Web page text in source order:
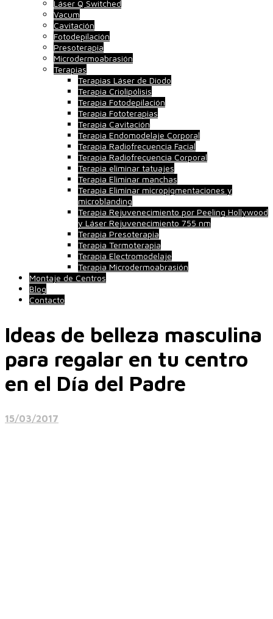
Láser Q Switched
Vacum
Cavitación
Fotodepilación
Presoterapia
Microdermoabrasión
Terapias
Terapias Láser de Diodo
Terapia Criolipólisis
Terapia Fotodepilación
Terapia Fototerapias
Terapia Cavitación
Terapia Endomodelaje Corporal
Terapia Radiofrecuencia Facial
Terapia Radiofrecuencia Corporal
Terapia eliminar tatuajes
Terapia Eliminar manchas
Terapia Eliminar micropigmentaciones y
microblanding
Terapia Rejuvenecimiento por Peeling Hollywood
y Láser Rejuvenecimiento 755 nm
Terapia Presoterapia
Terapia Termoterapia
Terapia Electromodelaje
Terapia Microdermoabrasión
Montaje de Centros
Blog
Contacto
Ideas de belleza masculina
para regalar en tu centro
en el Día del Padre
15/03/2017